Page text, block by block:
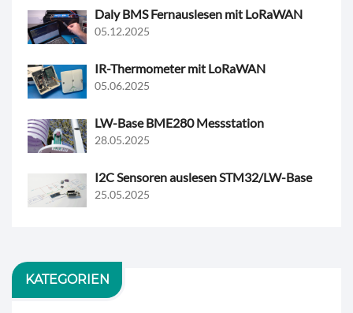
Daly BMS Fernauslesen mit LoRaWAN
05.12.2025
IR-Thermometer mit LoRaWAN
05.06.2025
LW-Base BME280 Messstation
28.05.2025
I2C Sensoren auslesen STM32/LW-Base
25.05.2025
KATEGORIEN